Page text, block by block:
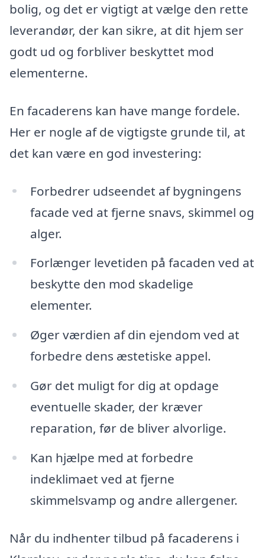
bolig, og det er vigtigt at vælge den rette
leverandør, der kan sikre, at dit hjem ser
godt ud og forbliver beskyttet mod
elementerne.
En facaderens kan have mange fordele.
Her er nogle af de vigtigste grunde til, at
det kan være en god investering:
Forbedrer udseendet af bygningens
facade ved at fjerne snavs, skimmel og
alger.
Forlænger levetiden på facaden ved at
beskytte den mod skadelige
elementer.
Øger værdien af din ejendom ved at
forbedre dens æstetiske appel.
Gør det muligt for dig at opdage
eventuelle skader, der kræver
reparation, før de bliver alvorlige.
Kan hjælpe med at forbedre
indeklimaet ved at fjerne
skimmelsvamp og andre allergener.
Når du indhenter tilbud på facaderens i